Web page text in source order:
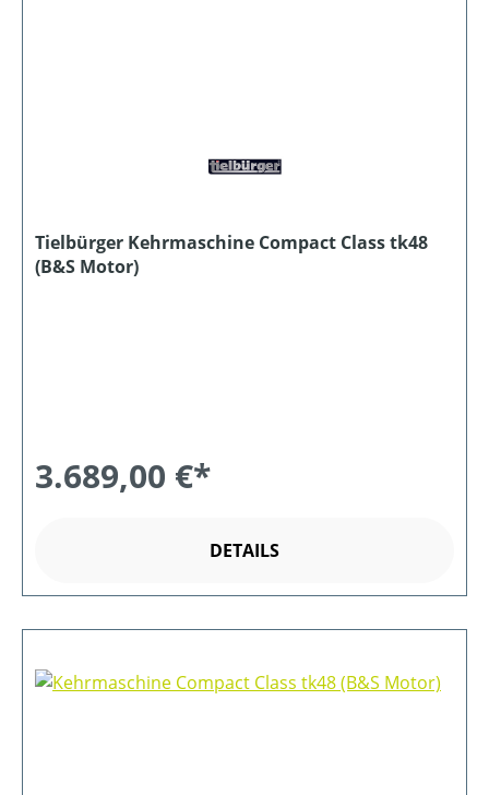
Tielbürger Kehrmaschine Compact Class tk48
(B&S Motor)
3.689,00 €*
DETAILS